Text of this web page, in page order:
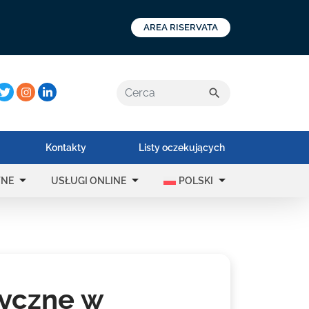
AREA RISERVATA
search
Kontakty Listy oczekujących
arrow_drop_down USŁUGI ONLINE arrow_drop_down POLSKI arrow_drop_down
w